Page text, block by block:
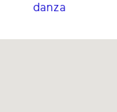
danza